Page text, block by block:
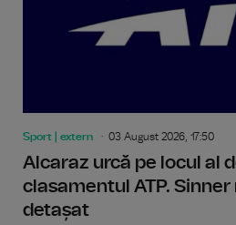
Sport | extern 03 August 2026, 17:50
Alcaraz urcă pe locul al
clasamentul ATP.
detașat